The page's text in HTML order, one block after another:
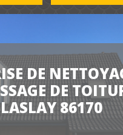
DE
DE
86170